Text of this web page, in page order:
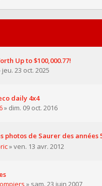
Up to $100,000.77!
jeu. 23 oct. 2025
daily 4x4
» dim. 09 oct. 2016
photos de Saurer des années
» ven. 13 avr. 2012
» sam. 23 juin 2007